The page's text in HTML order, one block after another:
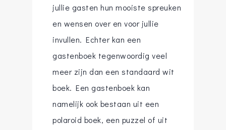
jullie gasten hun mooiste spreuken
en wensen over en voor jullie
invullen. Echter kan een
gastenboek tegenwoordig veel
meer zijn dan een standaard wit
boek. Een gastenboek kan
namelijk ook bestaan uit een
polaroid boek, een puzzel of uit